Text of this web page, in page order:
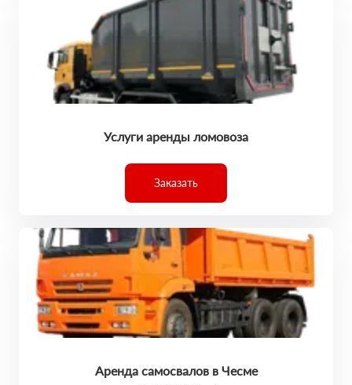
Услуги аренды ломовоза
Заказать
Аренда самосвалов в Чесме